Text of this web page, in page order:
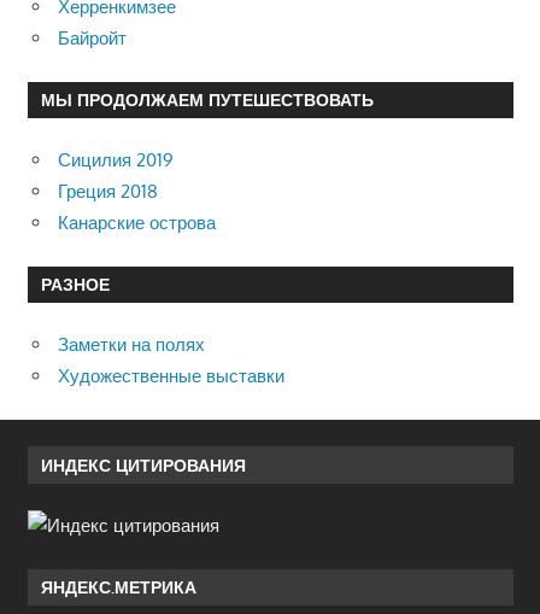
Херренкимзее
Байройт
МЫ ПРОДОЛЖАЕМ ПУТЕШЕСТВОВАТЬ
Сицилия 2019
Греция 2018
Канарские острова
РАЗНОЕ
Заметки на полях
Художественные выставки
ИНДЕКС ЦИТИРОВАНИЯ
ЯНДЕКС.МЕТРИКА